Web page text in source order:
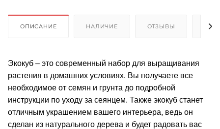
ОПИСАНИЕ НАЛИЧИЕ ОТЗЫВЫ
Экокуб – это современный набор для выращивания
растения в домашних условиях. Вы получаете все
необходимое от семян и грунта до подробной
инструкции по уходу за сеянцем. Также экокуб станет
отличным украшением вашего интерьера, ведь он
сделан из натурального дерева и будет радовать вас